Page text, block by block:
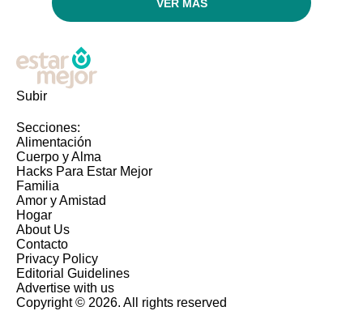
VER MÁS
Subir
Secciones:
Alimentación
Cuerpo y Alma
Hacks Para Estar Mejor
Familia
Amor y Amistad
Hogar
About Us
Contacto
Privacy Policy
Editorial Guidelines
Advertise with us
Copyright © 2026. All rights reserved